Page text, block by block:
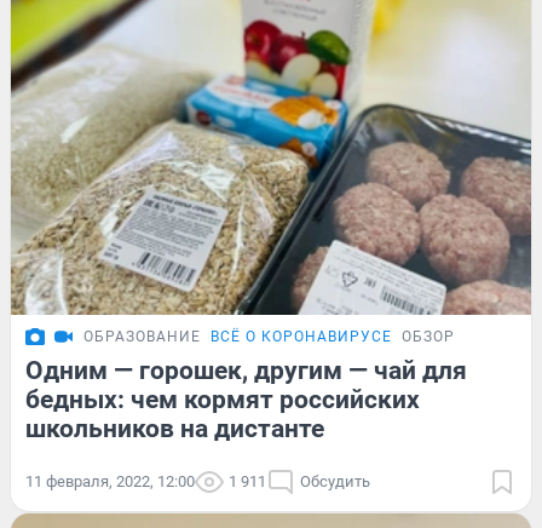
ОБРАЗОВАНИЕ ВСЁ О КОРОНАВИРУСЕ ОБЗОР
Одним — горошек, другим — чай для
бедных: чем кормят российских
школьников на дистанте
11 февраля, 2022, 12:00 1 911 Обсудить